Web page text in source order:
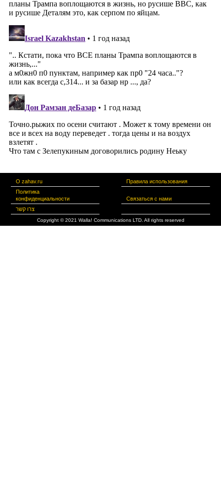
О zahav.ru
Правила использования
Политика
конфиденциальности
Связаться с нами
צרו קשר
Copyright © 2021 Walla! Communications LTD. All rights reserved